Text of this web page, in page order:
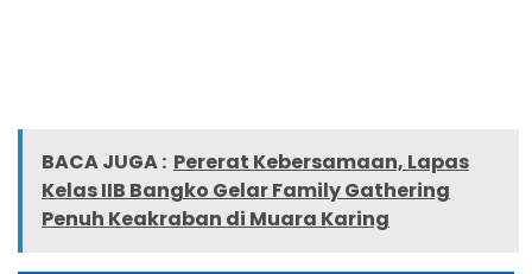
BACA JUGA : Pererat Kebersamaan, Lapas
Kelas IIB Bangko Gelar Family Gathering
Penuh Keakraban di Muara Karing